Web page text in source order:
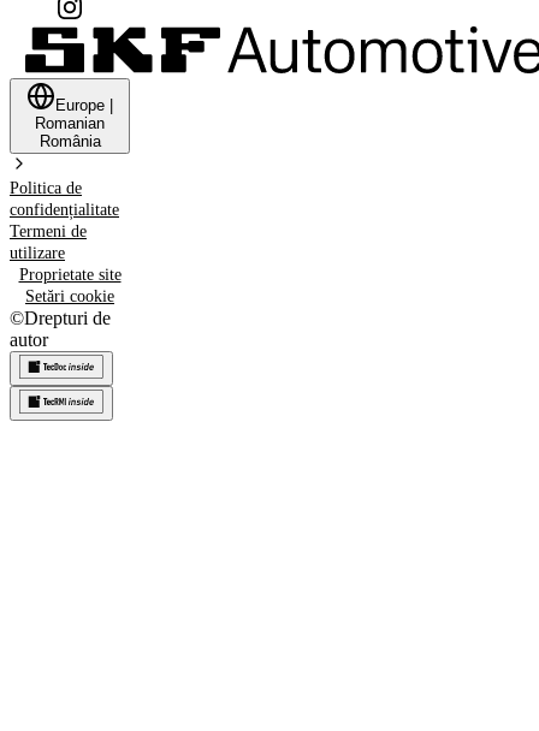
Europe
Romanian
România
Politica de
confidențialitate
Termeni de
utilizare
Proprietate site
Setări cookie
©Drepturi de
autor